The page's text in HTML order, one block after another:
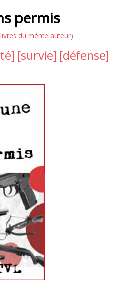
Quotidien
permis
du même auteur)
[survie] [défense]